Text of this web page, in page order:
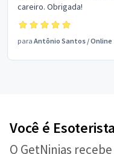
careiro. Obrigada!
para Antônio Santos /Online
Você é
O GetNinjas